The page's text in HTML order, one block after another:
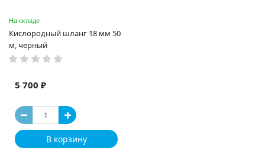
На складе
Кислородный шланг 18 мм 50
м, черный
5 700 ₽
В корзину